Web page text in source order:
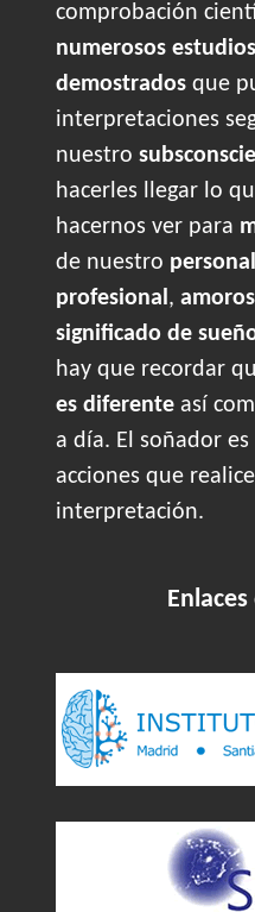
comprobación
numerosos
demostrados que
interpretaciones
nuestro
hacerles llegar lo
hacernos ver para
de nuestro
profesional,
significado de
hay que recordar
es diferente así
a día. El soñador
acciones que
interpretación.